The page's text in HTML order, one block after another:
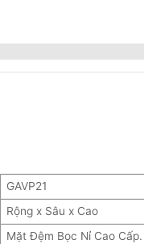
GAVP21
Rộng x Sâu x Cao
Mặt Đệm Bọc Nỉ Cao